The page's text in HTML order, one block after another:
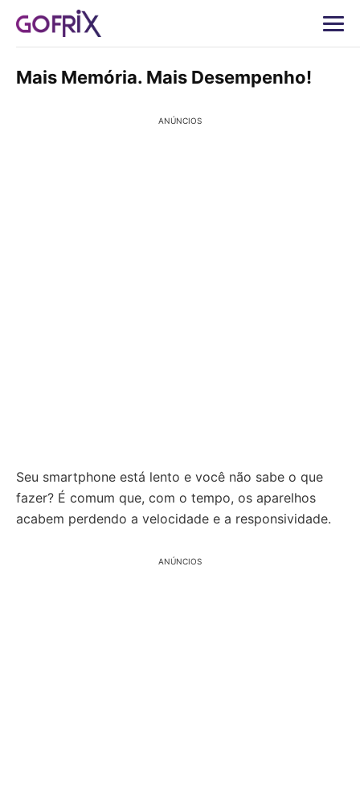
Mais Memória. Mais Desempenho!
ANÚNCIOS
Seu smartphone está lento e você não sabe o que
fazer? É comum que, com o tempo, os aparelhos
acabem perdendo a velocidade e a responsividade.
ANÚNCIOS